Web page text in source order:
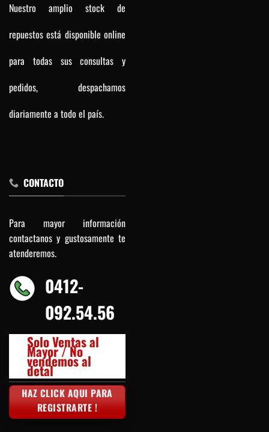
Nuestro amplio stock de
repuestos está disponible online
para todas sus consultas y
pedidos, despachamos
diariamente a todo el país.
CONTACTO
Para mayor información
contactanos y gustosamente te
atenderemos.
0412-
092.54.56
Solo Ventas al
Mayor / No
vendemos al
detal
HAZ CLICK AQUI PARA
REGISTRARTE !